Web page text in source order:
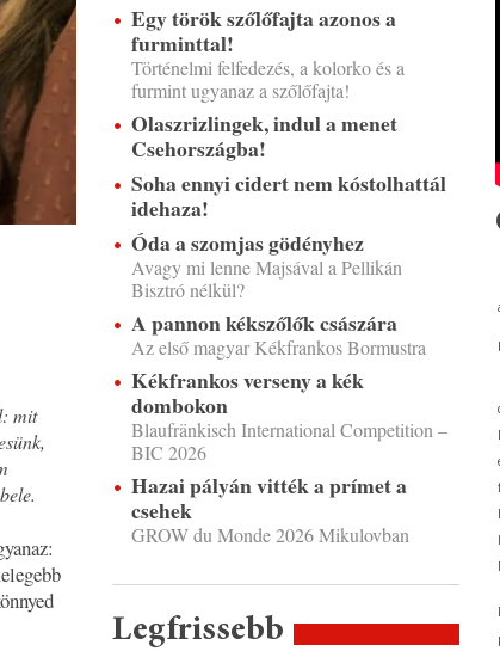
mit
Egy török szőlőfajta azonos a
furminttal!
Történelmi felfedezés, a kolorko és a
furmint ugyanaz a szőlőfajta!
Olaszrizlingek, indul a menet
Csehországba!
Soha ennyi cidert nem kóstolhattál
idehaza!
Óda a szomjas gödényhez
Avagy mi lenne Majsával a Pellikán
Bisztró nélkül?
A pannon kékszőlők császára
Az első magyar Kékfrankos Bormustra
Kékfrankos verseny a kék
dombokon
Blaufränkisch International Competition –
BIC 2026
Hazai pályán vitték a prímet a
csehek
GROW du Monde 2026 Mikulovban
Legfrissebb